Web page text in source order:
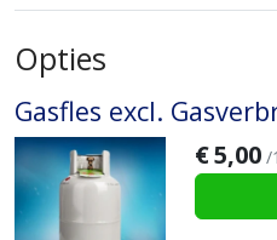
Opties
Gasfles excl.
€5,00 /